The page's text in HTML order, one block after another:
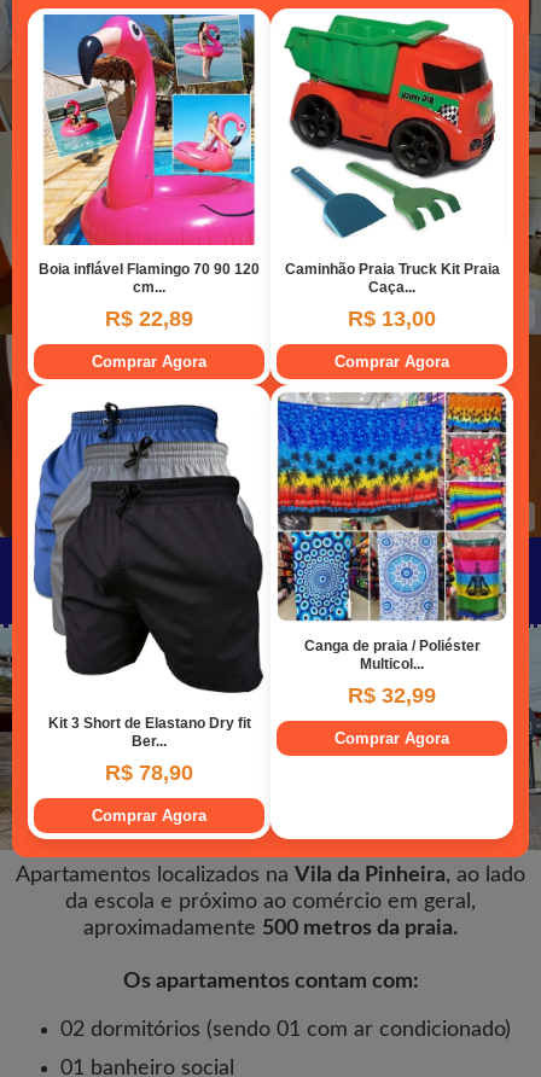
Cozinha Sala de estar
Dormitório 01 Dormitório 01
Dormitório 02 Banheiro
Apartamentos na Rua Aderbal Ramos da
Silva
Apartamentos localizados na Vila da Pinheira, ao lado
da escola e próximo ao comércio em geral,
aproximadamente 500 metros da praia.
Os apartamentos contam com:
02 dormitórios (sendo 01 com ar condicionado)
01 banheiro social